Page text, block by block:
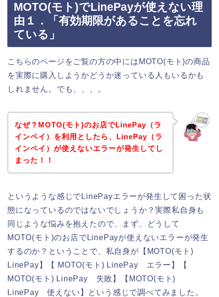
MOTO(モト)でLinePayが使えない理
由１．「有効期限があることを忘れ
ている」
こちらのページをご覧の方の中にはMOTO(モト)の商品
を実際に購入しようかどうか迷っている人もいるかも
しれません。でも、、、。
なぜ？MOTO(モト)のお店でLinePay（ラ
インペイ）を利用としたら、LinePay（ラ
インペイ）が使えないエラーが発生してし
まった！！
というような感じでLinePayエラーが発生して困った状
態になっているのではないでしょうか？実際私自身も
同じような悩みを抱えたので、まず、どうして
MOTO(モト)のお店でLinePayが使えないエラーが発生
するのか？ということで、私自身が【MOTO(モト)
LinePay】【 MOTO(モト) LinePay エラー】【
MOTO(モト) LinePay 失敗】【MOTO(モト)
LinePay 使えない】という感じで調べてみました。